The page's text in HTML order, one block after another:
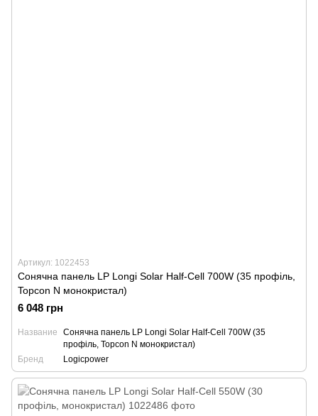
Артикул: 1022453
Сонячна панель LP Longi Solar Half-Cell 700W (35 профіль,
Topcon N монокристал)
6 048 грн
Название
Сонячна панель LP Longi Solar Half-Cell 700W (35
профіль, Topcon N монокристал)
Бренд
Logicpower